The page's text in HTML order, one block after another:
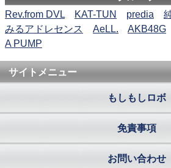
Rev.from DVL
KAT-TUN predia
みるアドレセンス
AeLL. AKB48G
A PUMP
サイトメニュー
もしもしロボ
免責事項
お問い合わせ